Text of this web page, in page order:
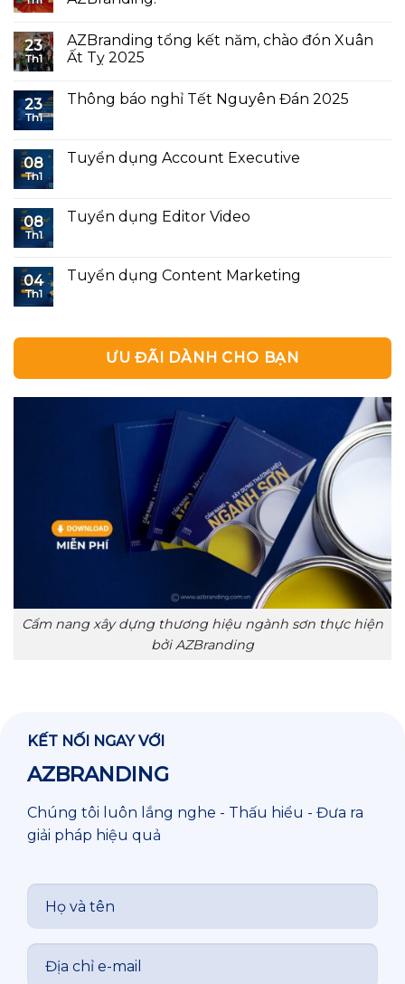
23
Th1
AZBranding tổng kết năm, chào đón Xuân
Ất Tỵ 2025
23
Th1
Thông báo nghỉ Tết Nguyên Đán 2025
08
Th1
Tuyển dụng Account Executive
08
Th1
Tuyển dụng Editor Video
04
Th1
Tuyển dụng Content Marketing
ƯU ĐÃI DÀNH CHO BẠN
Cẩm nang xây dựng thương hiệu ngành sơn thực hiện
bởi AZBranding
KẾT NỐI NGAY VỚI
AZBRANDING
Chúng tôi luôn lắng nghe - Thấu hiểu - Đưa ra
giải pháp hiệu quả